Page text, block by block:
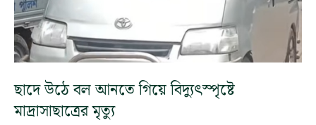
ছাদে উঠে বল আনতে গিয়ে বিদ্যুৎস্পৃষ্টে
মাদ্রাসাছাত্রের মৃত্যু